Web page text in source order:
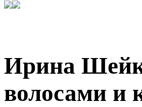
Ирина Шейк
волосами и